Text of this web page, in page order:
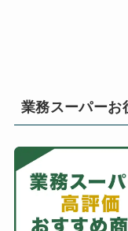
業務スーパーお